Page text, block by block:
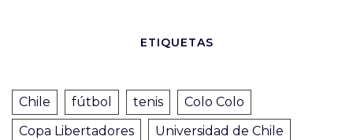
ETIQUETAS
Chile fútbol tenis
Colo Colo
Copa Libertadores
Universidad de Chile